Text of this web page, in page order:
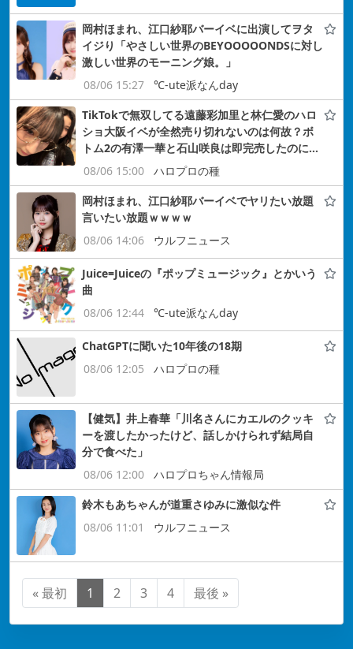
岡村ほまれ、江口紗耶バーイベに出演してヲタ
イジり「やさしい世界のBEYOOOOONDSに対し
激しい世界のモーニング娘。」
08/06 15:27
℃-ute派なんday
TikTokで無双してる遠藤彩加里と林仁愛のハロ
ショ大阪イベが全然売り切れないのは何故？ボ
トム2の有澤一華と石山咲良は即完売したのに…
08/06 15:00
ハロプロの種
岡村ほまれ、江口紗耶バーイベでヤリたい放題
言いたい放題ｗｗｗｗ
08/06 14:06
ウルフニュース
Juice=Juiceの『ポップミュージック』とかいう
曲
08/06 12:44
℃-ute派なんday
ChatGPTに聞いた10年後の18期
08/06 12:05
ハロプロの種
【健気】井上春華「川名さんにカエルのクッキ
ーを渡したかったけど、話しかけられず結局自
分で食べた」
08/06 12:00
ハロプロちゃん情報局
鈴木もあちゃんが道重さゆみに激似な件
08/06 11:01
ウルフニュース
« 最初 1 2 3 4 最後 »